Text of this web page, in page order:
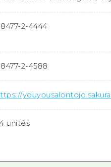
2-4444
2-4588
unités